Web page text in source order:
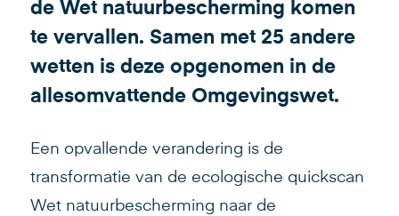
de Wet natuurbescherming komen
te vervallen. Samen met 25 andere
wetten is deze opgenomen in de
allesomvattende Omgevingswet.
Een opvallende verandering is de
transformatie van de ecologische quickscan
Wet natuurbescherming naar de